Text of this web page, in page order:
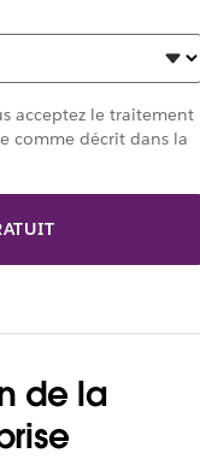
aideront les
acceptez le traitement
comme décrit dans la
de la